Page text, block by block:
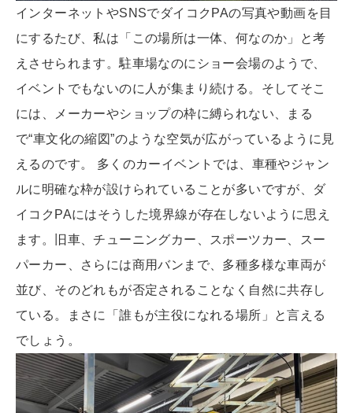
インターネットやSNSでダイコクPAの写真や動画を目
にするたび、私は「この場所は一体、何なのか」と考
えさせられます。駐車場なのにショー会場のようで、
イベントでもないのに人が集まり続ける。そしてそこ
には、メーカーやショップの枠に縛られない、まる
で“車文化の縮図”のような空気が広がっているように見
えるのです。 多くのカーイベントでは、車種やジャン
ルに明確な枠が設けられていることが多いですが、ダ
イコクPAにはそうした境界線が存在しないように思え
ます。旧車、チューニングカー、スポーツカー、スー
パーカー、さらには商用バンまで、多種多様な車両が
並び、そのどれもが否定されることなく自然に共存し
ている。まさに「誰もが主役になれる場所」と言える
でしょう。